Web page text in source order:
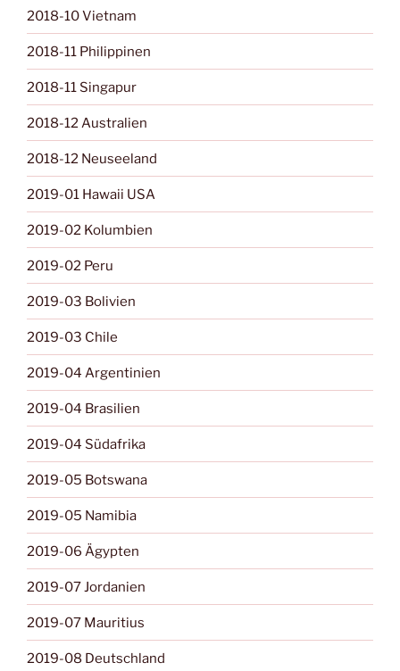
2018-10 Vietnam
2018-11 Philippinen
2018-11 Singapur
2018-12 Australien
2018-12 Neuseeland
2019-01 Hawaii USA
2019-02 Kolumbien
2019-02 Peru
2019-03 Bolivien
2019-03 Chile
2019-04 Argentinien
2019-04 Brasilien
2019-04 Südafrika
2019-05 Botswana
2019-05 Namibia
2019-06 Ägypten
2019-07 Jordanien
2019-07 Mauritius
2019-08 Deutschland